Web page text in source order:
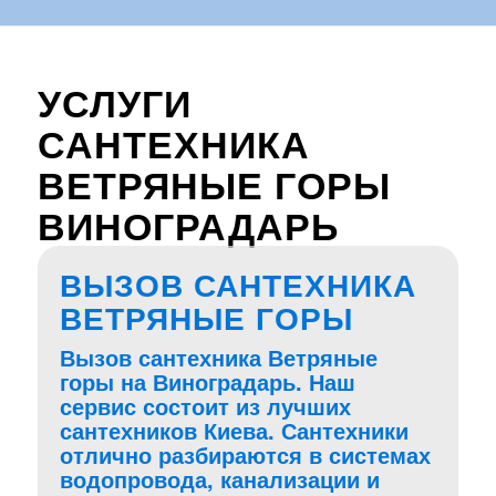
УСЛУГИ
САНТЕХНИКА
ВЕТРЯНЫЕ ГОРЫ
ВИНОГРАДАРЬ
ВЫЗОВ САНТЕХНИКА
ВЕТРЯНЫЕ ГОРЫ
Вызов сантехника Ветряные
горы на Виноградарь. Наш
сервис состоит из лучших
сантехников Киева. Сантехники
отлично разбираются в системах
водопровода, канализации и